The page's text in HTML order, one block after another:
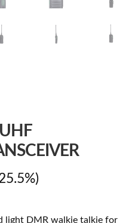
light DMR walkie talkie for